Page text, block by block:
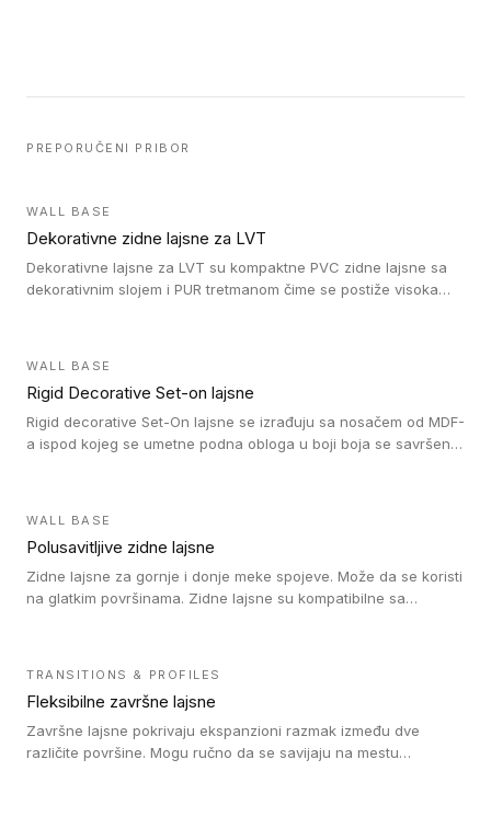
PREPORUČENI PRIBOR
WALL BASE
Dekorativne zidne lajsne za LVT
Dekorativne lajsne za LVT su kompaktne PVC zidne lajsne sa
dekorativnim slojem i PUR tretmanom čime se postiže visoka
WALL BASE
Rigid Decorative Set-on lajsne
Rigid decorative Set-On lajsne se izrađuju sa nosačem od MDF-
a ispod kojeg se umetne podna obloga u boji boja se savršeno
WALL BASE
Polusavitljive zidne lajsne
Zidne lajsne za gornje i donje meke spojeve. Može da se koristi
na glatkim površinama. Zidne lajsne su kompatibilne sa
TRANSITIONS & PROFILES
Fleksibilne završne lajsne
Završne lajsne pokrivaju ekspanzioni razmak između dve
različite površine. Mogu ručno da se savijaju na mestu